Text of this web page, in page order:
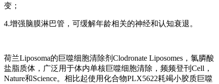
变；
4.增强脑膜淋巴管，可缓解年龄相关的神经和认知衰退。
荷兰Liposoma的巨噬细胞清除剂Clodronate Liposomes，氯膦酸
盐脂质体，广泛用于体内单核巨噬细胞清除，频频登刊Cell，
Nature和Science。相比起使用化合物PLX5622耗竭小胶质巨噬